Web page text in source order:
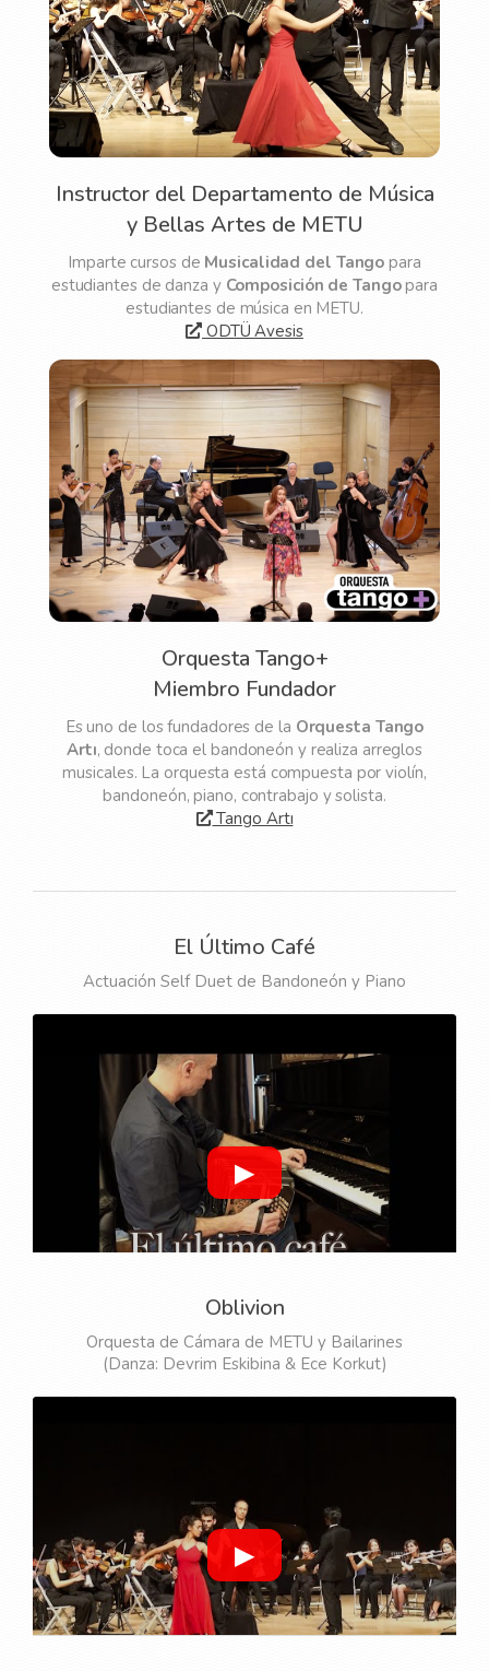
Instructor del Departamento de Música
y Bellas Artes de METU
Imparte cursos de Musicalidad del Tango para
estudiantes de danza y Composición de Tangopara
estudiantes de música en METU.
ODTÜ Avesis
Orquesta Tango+
Miembro Fundador
Es uno de los fundadores de la Orquesta Tango
Artı, donde toca el bandoneón y realiza arreglos
musicales. La orquesta está compuesta por violín,
bandoneón, piano, contrabajo y solista.
Tango Artı
El Último Café
Actuación Self Duet de Bandoneón y Piano
▶
Oblivion
Orquesta de Cámara de METU y Bailarines
(Danza: Devrim Eskibina & Ece Korkut)
▶